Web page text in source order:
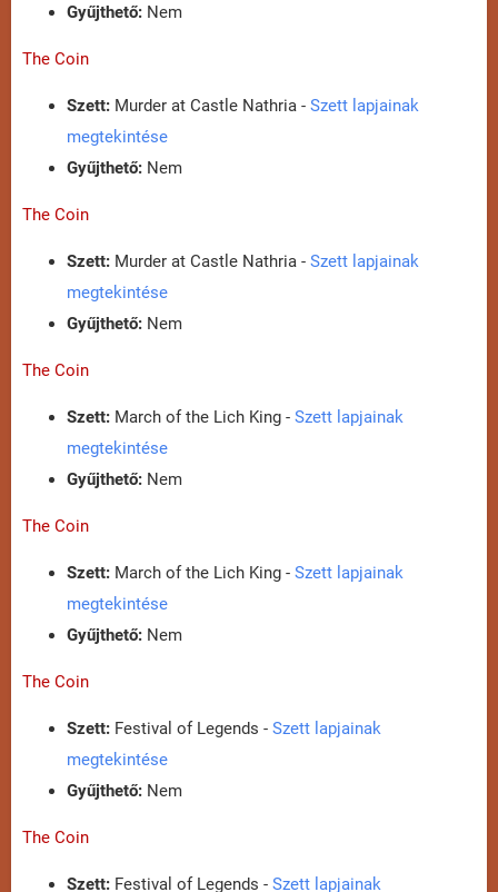
Gyűjthető: Nem
The Coin
Szett: Murder at Castle Nathria - Szett lapjainak
megtekintése
Gyűjthető: Nem
The Coin
Szett: Murder at Castle Nathria - Szett lapjainak
megtekintése
Gyűjthető: Nem
The Coin
Szett: March of the Lich King - Szett lapjainak
megtekintése
Gyűjthető: Nem
The Coin
Szett: March of the Lich King - Szett lapjainak
megtekintése
Gyűjthető: Nem
The Coin
Szett: Festival of Legends - Szett lapjainak
megtekintése
Gyűjthető: Nem
The Coin
Szett: Festival of Legends - Szett lapjainak